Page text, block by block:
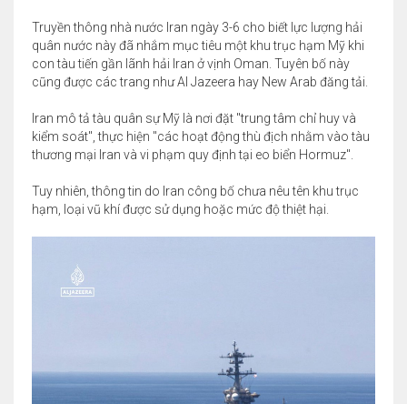
Truyền thông nhà nước Iran ngày 3-6 cho biết lực lượng hải
quân nước này đã nhắm mục tiêu một khu trục hạm Mỹ khi
con tàu tiến gần lãnh hải Iran ở vịnh Oman. Tuyên bố này
cũng được các trang như Al Jazeera hay New Arab đăng tải.
Iran mô tả tàu quân sự Mỹ là nơi đặt "trung tâm chỉ huy và
kiểm soát", thực hiện "các hoạt động thù địch nhằm vào tàu
thương mại Iran và vi phạm quy định tại eo biển Hormuz".
Tuy nhiên, thông tin do Iran công bố chưa nêu tên khu trục
hạm, loại vũ khí được sử dụng hoặc mức độ thiệt hại.